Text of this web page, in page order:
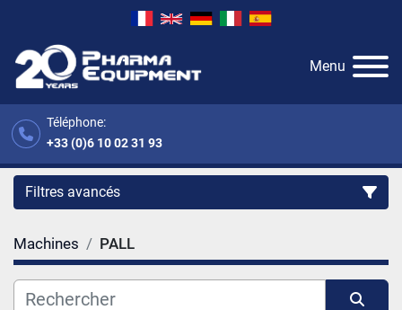
Téléphone:
+33 (0)6 10 02 31 93
Menu
Filtres avancés
Catégorie
Fabricant
Machines PALL